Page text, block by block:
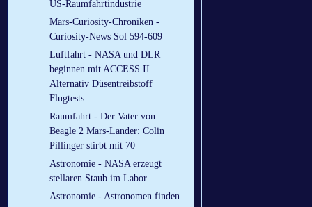
US-Raumfahrtindustrie
Mars-Curiosity-Chroniken -
Curiosity-News Sol 594-609
Luftfahrt - NASA und DLR
beginnen mit ACCESS II
Alternativ Düsentreibstoff
Flugtests
Raumfahrt - Der Vater von
Beagle 2 Mars-Lander: Colin
Pillinger stirbt mit 70
Astronomie - NASA erzeugt
stellaren Staub im Labor
Astronomie - Astronomen finden